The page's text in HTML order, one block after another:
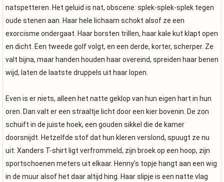
natspetteren. Het geluid is nat, obscene: splek-splek-splek tegen
oude stenen aan. Haar hele lichaam schokt alsof ze een
exorcisme ondergaat. Haar borsten trillen, haar kale kut klapt open
en dicht. Een tweede golf volgt, en een derde, korter, scherper. Ze
valt bijna, maar handen houden haar overeind, spreiden haar benen
wijd, laten de laatste druppels uit haar lopen.
Even is er niets, alleen het natte geklop van hun eigen hart in hun
oren. Dan valt er een straaltje licht door een kier bovenin. De zon
schuift in de juiste hoek, een gouden sikkel die de kamer
doorsnijdt. Hetzelfde stof dat hun kleren verslond, spuugt ze nu
uit: Xanders T-shirt ligt verfrommeld, zijn broek op een hoop, zijn
sportschoenen meters uit elkaar. Henny’s topje hangt aan een wig
in de muur alsof het daar altijd hing. Haar slipje is een natte vlag